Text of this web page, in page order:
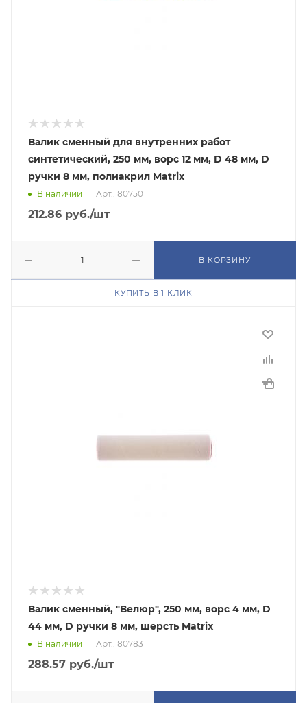
Валик сменный для внутренних работ
синтетический, 250 мм, ворс 12 мм, D 48 мм, D
ручки 8 мм, полиакрил Matrix
В наличии Арт.: 80750
212.86 руб./шт
В КОРЗИНУ
КУПИТЬ В 1 КЛИК
Валик сменный, "Велюр", 250 мм, ворс 4 мм, D
44 мм, D ручки 8 мм, шерсть Matrix
В наличии Арт.: 80783
288.57 руб./шт